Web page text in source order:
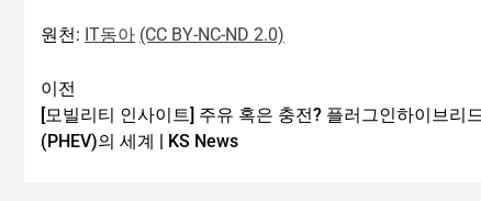
원천: IT동아 (CC BY-NC-ND 2.0)
이전
[모빌리티 인사이트] 주유 혹은 충전? 플러그인하이브리
(PHEV)의 세계 | KS News